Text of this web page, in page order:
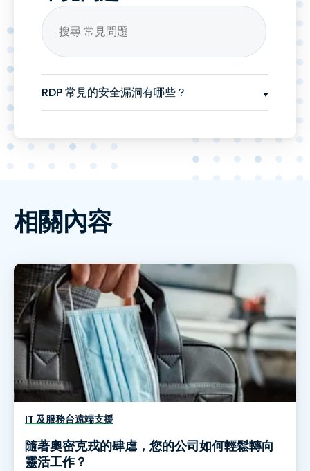
RDP 常見的安全漏洞有哪些？
相關內容
IT 及服務台遠端支援
隨著奧密克戎的肆虐，您的公司如何輕鬆轉向
靈活工作？